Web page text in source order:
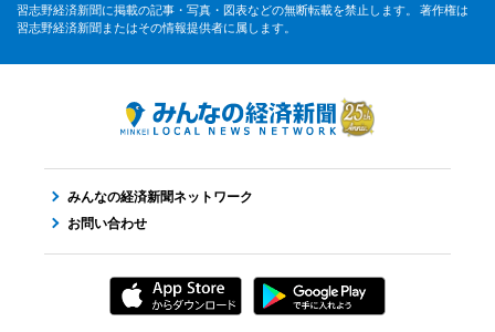
習志野経済新聞に掲載の記事・写真・図表などの無断転載を禁止します。 著作権は
習志野経済新聞またはその情報提供者に属します。
みんなの経済新聞ネットワーク
お問い合わせ